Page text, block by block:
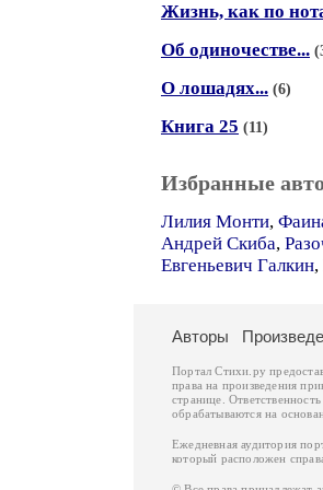
Жизнь, как по
Об одиночестве...
О лошадях... (6)
Книга 25 (11)
Избранные
Лилия Монти,
Андрей Скиба,
Евгеньевич Галкин,
Авторы
Портал Стихи.ру
права на произведения
странице.
обрабатываются на
Ежедневная аудитория
который расположен